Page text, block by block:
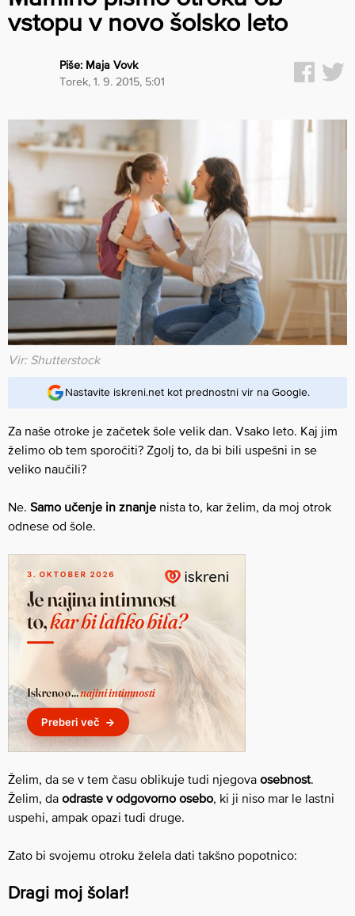
vstopu v novo šolsko leto
Piše: Maja Vovk
torek, 1. 9. 2015, 5:01
Vir: Shutterstock
Nastavite iskreni.net kot prednostni vir na Google.
Za naše otroke je začetek šole velik dan. Vsako leto. Kaj jim
želimo ob tem sporočiti? Zgolj to, da bi bili uspešni in se
veliko naučili?
Ne. Samo učenje in znanje nista to, kar želim, da moj otrok
odnese od šole.
Želim, da se v tem času oblikuje tudi njegova osebnost.
Želim, da odraste v odgovorno osebo, ki ji niso mar le lastni
uspehi, ampak opazi tudi druge.
Zato bi svojemu otroku želela dati takšno popotnico:
Dragi moj šolar!